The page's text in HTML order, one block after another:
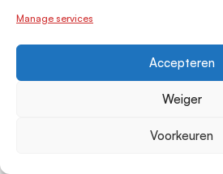
Manage services
Accepteren
Weiger
Voorkeuren
Voorwaarden
transparantie en
bij auto
Wanneer u de voorwaarden voor
transparantie en